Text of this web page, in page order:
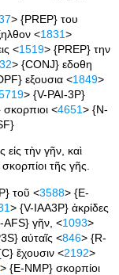
> {PREP} του
<1831>
<1519> {PREP} την
> {CONJ} εδοθη
εξουσια <1849>
> {V-PAI-3P}
<4651> {N-
εἰς τὴν γῆν, καὶ
τῆς γῆς.
τοῦ <3588> {E-
> {V-IAA3P} ἀκρίδες
AFS} γῆν, <1093>
αὐταῖς <846> {R-
ἔχουσιν <2192>
> {E-NMP} σκορπίοι